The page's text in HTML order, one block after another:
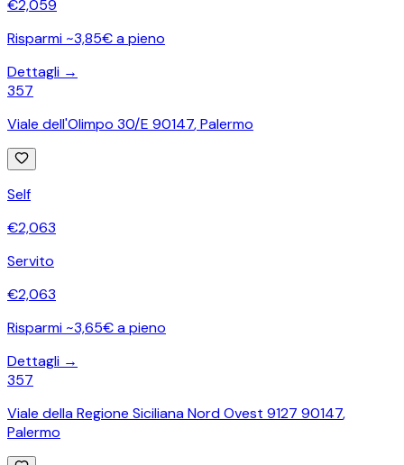
€2,059
Risparmi ~3,85€ a pieno
Dettagli →
357
Viale dell'Olimpo 30/E 90147,Palermo
Self
€2,063
Servito
€2,063
Risparmi ~3,65€ a pieno
Dettagli →
357
Viale della Regione Siciliana Nord Ovest 9127 90147,
Palermo